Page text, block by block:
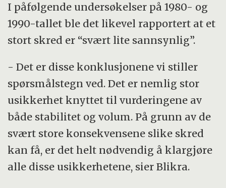
I påfølgende undersøkelser på 1980- og
1990-tallet ble det likevel rapportert at et
stort skred er “svært lite sannsynlig”.
- Det er disse konklusjonene vi stiller
spørsmålstegn ved. Det er nemlig stor
usikkerhet knyttet til vurderingene av
både stabilitet og volum. På grunn av de
svært store konsekvensene slike skred
kan få, er det helt nødvendig å klargjøre
alle disse usikkerhetene, sier Blikra.